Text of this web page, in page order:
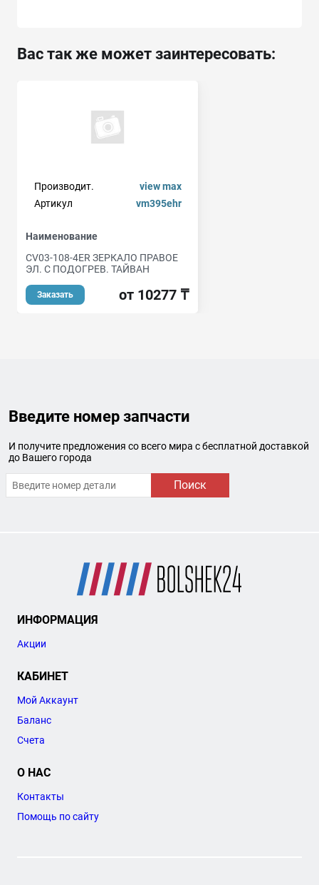
Вас так же может заинтересовать:
Производит.
view max
Артикул
vm395ehr
Наименование
CV03-108-4ER ЗЕРКАЛО ПРАВОЕ
ЭЛ. C ПОДОГРЕВ. ТАЙВАН
Заказать от 10277 ₸
Введите номер запчасти
И получите предложения со всего мира с бесплатной доставкой
до Вашего города
Поиск
ИНФОРМАЦИЯ
Акции
КАБИНЕТ
Мой Аккаунт
Баланс
Счета
О НАС
Контакты
Помощь по сайту